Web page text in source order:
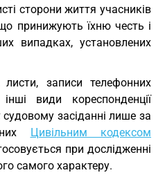
сторони життя учасників
принижують їхню честь і
випадках, установлених
записи телефонних
види кореспонденції
засіданні лише за
Цивільним кодексом
при дослідженні
самого характеру.